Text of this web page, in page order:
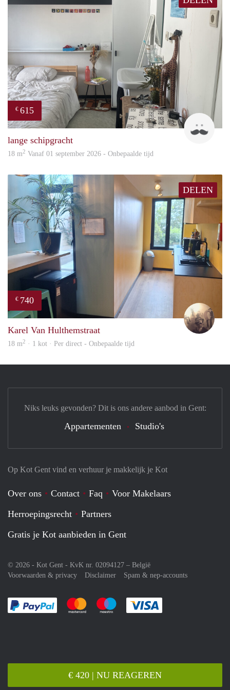
€ 420 | NU REAGEREN
€ 615
lange schipgracht
18 m2 Vanaf 01 september 2026 - Onbepaalde tijd
DELEN
€ 740
Karel Van Hulthemstraat
18 m2 · 1 kot · Per direct - Onbepaalde tijd
Op Kot Gent vind en verhuur je makkelijk je Kot
Over ons Contact Faq
Voor Makelaars
Herroepingsrecht
Partners
Gratis je Kot aanbieden in Gent
© 2026 - Kot Gent - KvK nr. 02094127 – België
Voorwaarden & privacy
Disclaimer Spam & nep-accounts
Je rekent gemakkelijk af met Paypal
Je rekent gemakkelijk af met Mastercard
Je rekent gemakkelijk af met Meastro
Niks leuks gevonden? Dit is ons andere aanbod in Gent:
Appartementen Studio's